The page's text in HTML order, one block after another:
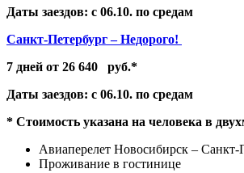
Даты заездов: с 06.10. по средам
Санкт-Петербург – Недорого!
7 дней от 26 640 руб.*
Даты заездов: с 06.10. по средам
* Стоимость указана на человека в
Авиаперелет Новосибирск –
Проживание в гостинице